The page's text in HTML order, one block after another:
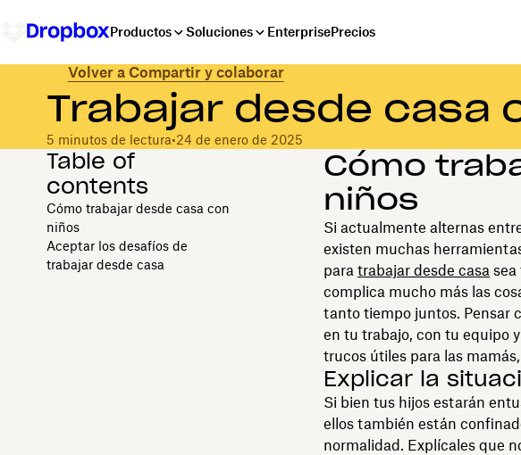
Productos Soluciones EnterprisePrecios
Volver a Compartir y colaborar
Trabajar desde casa
5 minutos de lectura•24 de enero de 2025
Table of
contents
Cómo trabajar desde casa con
niños
Aceptar los desafíos de
trabajar desde casa
Cómo
niños
Si actualmente alternas
existen muchas
para trabajar desde casa sea
complica mucho más las
tanto tiempo juntos. Pensar
en tu trabajo, con tu equipo
trucos útiles para las
Explicar la
Si bien tus hijos estarán
ellos también están
normalidad. Explícales que